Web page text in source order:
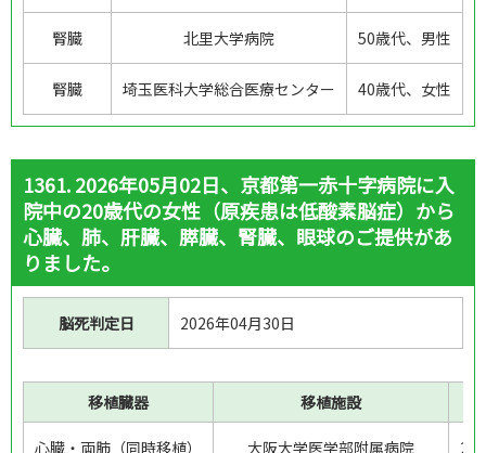
6歳未満
6歳以上10歳未満
6歳以上18歳未満
10歳以上15歳未満
15歳以上18歳未満
18歳以上20歳未満
20歳前
30歳以下
中年 非公開
提供臓器：
心臓
肺 肝臓 膵臓 腎臓 小腸
条件クリア 検索する
検索条件
腎臓 北里大学病院 50歳代、男性
腎臓 埼玉医科大学総合医療センター 40歳代、女性
1361. 2026年05月02日、京都第一赤十字病院に入
院中の20歳代の女性（原疾患は低酸素脳症）から
心臓、肺、肝臓、膵臓、腎臓、眼球のご提供があ
りました。
脳死判定日 2026年04月30日
移植臓器 移植施設
心臓・両肺（同時移植） 大阪大学医学部附属病院 20